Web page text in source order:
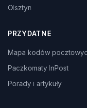
Olsztyn
PRZYDATNE
Mapa kodów
Paczkomaty InPost
Porady i artykuły